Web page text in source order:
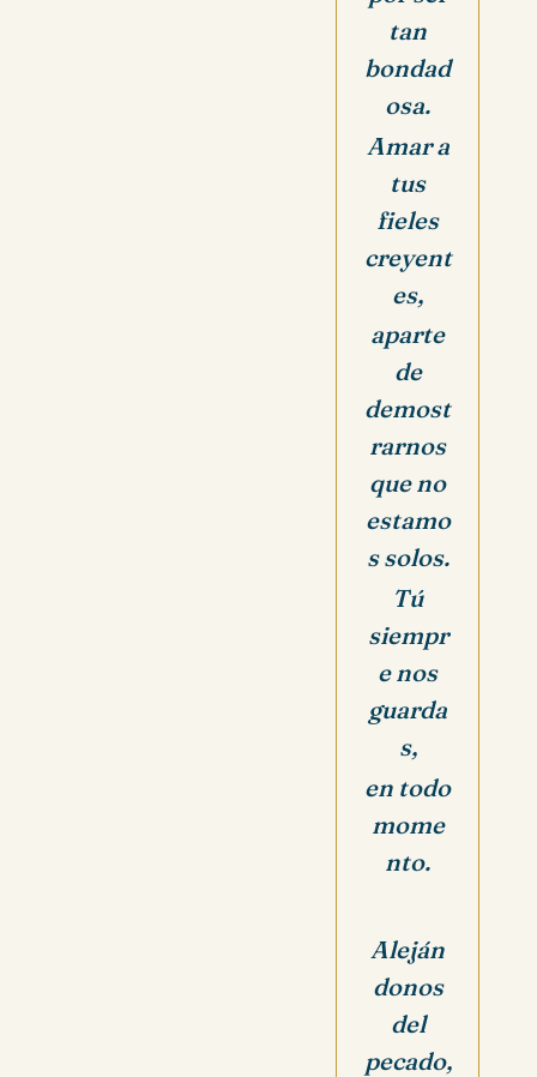
tan
bondad
osa.
Amar a
tus
fieles
creyent
es,
aparte
de
demost
rarnos
que no
estamo
s solos.
Tú
siempr
e nos
guarda
s,
en todo
mome
nto.
Aleján
donos
del
pecado,